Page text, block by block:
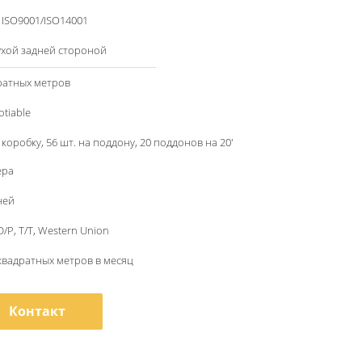
ISO9001/ISO14001
задней стороной
метров
56 шт. на поддону, 20 поддонов на 20'
P, T/T, Western Union
метров в месяц
Контакт